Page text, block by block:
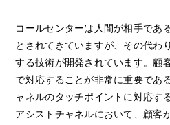
コールセンターは人間が相手であ
とされてきていますが、その代わ
する技術が開発されています。顧
で対応することが非常に重要であ
ャネルのタッチポイントに対応す
アシストチャネルにおいて、顧客